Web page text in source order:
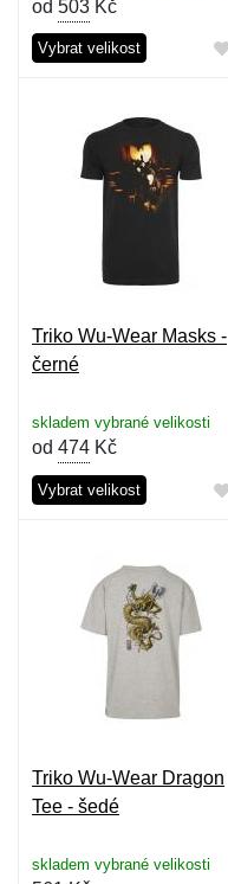
od 503 Kč
Vybrat velikost
Triko Wu-Wear Masks -
černé
skladem vybrané velikosti
od 474 Kč
Vybrat velikost
Triko Wu-Wear Dragon
Tee - šedé
skladem vybrané velikosti